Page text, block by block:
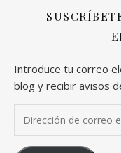
Introduce tu correo
blog y recibir avisos